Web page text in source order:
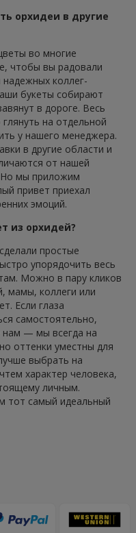
орхидеи в другие
во многие
чтобы вы радовали
коллег-
букеты собирают
в дороге. Весь
на отдельной
у нашего менеджера.
в другие области и
от нашей
Но мы приложим
привет приехал
эмоций.
из орхидей?
простые
упорядочить весь
Можно в пару кликов
мамы, коллеги или
Если глаза
самостоятельно,
нам — мы всегда на
оттенки уместны для
выбрать на
характер человека,
личным.
тот самый идеальный